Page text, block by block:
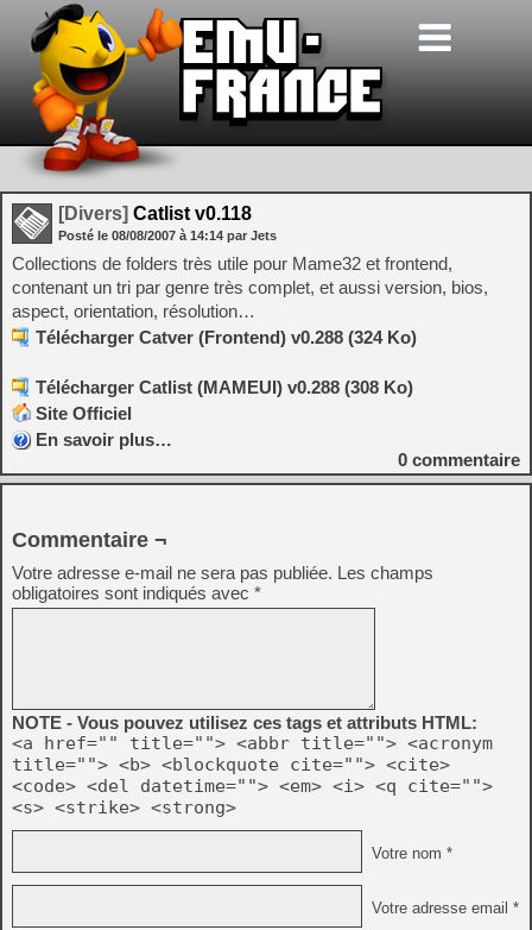
[Divers] Catlist v0.118
Posté le 08/08/2007 à 14:14 par Jets
Collections de folders très utile pour Mame32 et frontend,
contenant un tri par genre très complet, et aussi version, bios,
aspect, orientation, résolution…
Télécharger Catver (Frontend) v0.288 (324 Ko)
Télécharger Catlist (MAMEUI) v0.288 (308 Ko)
Site Officiel
En savoir plus…
0 commentaire
Commentaire ¬
Votre adresse e-mail ne sera pas publiée. Les champs
obligatoires sont indiqués avec *
NOTE - Vous pouvez utilisez ces tags et attributs HTML:
<a href="" title=""> <abbr title=""> <acronym
title=""> <b> <blockquote cite=""> <cite>
<code> <del datetime=""> <em> <i> <q cite="">
<s> <strike> <strong>
Votre nom *
Votre adresse email *